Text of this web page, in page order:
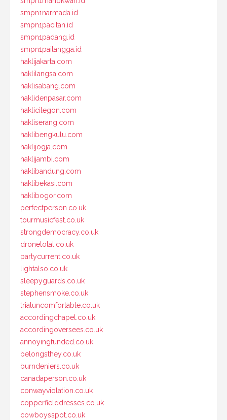
smpn1narmada.id
smpn1pacitan.id
smpn1padang.id
smpn1pailangga.id
haklijakarta.com
haklilangsa.com
haklisabang.com
haklidenpasar.com
haklicilegon.com
hakliserang.com
haklibengkulu.com
haklijogja.com
haklijambi.com
haklibandung.com
haklibekasi.com
haklibogor.com
perfectperson.co.uk
tourmusicfest.co.uk
strongdemocracy.co.uk
dronetotal.co.uk
partycurrent.co.uk
lightalso.co.uk
sleepyguards.co.uk
stephensmoke.co.uk
trialuncomfortable.co.uk
accordingchapel.co.uk
accordingoversees.co.uk
annoyingfunded.co.uk
belongsthey.co.uk
burndeniers.co.uk
canadaperson.co.uk
conwayviolation.co.uk
copperfielddresses.co.uk
cowboysspot.co.uk